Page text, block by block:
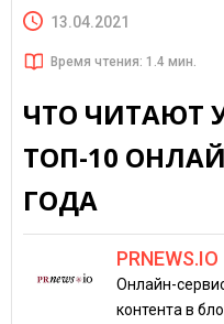
13.04.2021
Время чтения: 1.4 мин.
ЧТО ЧИТАЮТ
ТОП-10
ГОДА
PRNEWS.IO
Онлайн-
контента в